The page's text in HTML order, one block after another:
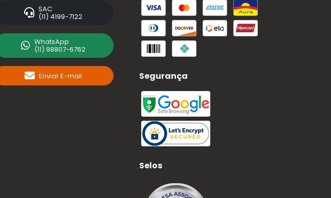
SAC
(11) 4199-7122
WhatsApp
(11) 98807-6762
Enviar E-mail Segurança
Selos